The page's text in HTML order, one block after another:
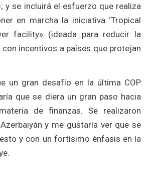
y se incluirá el esfuerzo que realiza
en marcha la iniciativa ‘Tropical
facility» (ideada para reducir la
incentivos a países que protejan
un gran desafío en la última COP
que se diera un gran paso hacia
de finanzas. Se realizaron
y me gustaría ver que se
y con un fortísimo énfasis en la